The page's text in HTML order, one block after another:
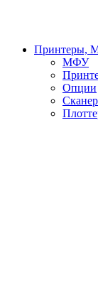
Принтеры,
МФУ
Опции